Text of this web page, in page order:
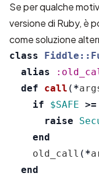
Se per qualche
versione di Ruby, è
come soluzione
class
alias
def
call ( *
if
$SAFE >=
raise
end
old_call ( *
end